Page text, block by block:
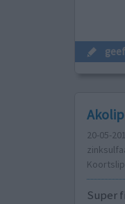
Akolip
20-05-
Koortslip
Super